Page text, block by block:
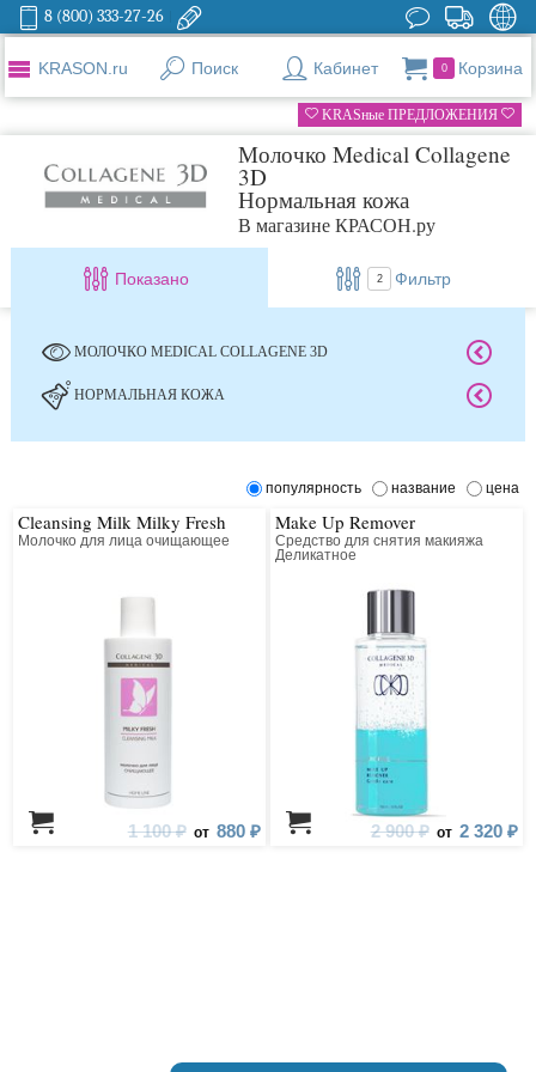
8 (800) 333-27-26
KRASON.ru Поиск Кабинет 0 Корзина
KRASные ПРЕДЛОЖЕНИЯ
Молочко Medical Collagene
3D
Нормальная кожа
В магазине КРАСОН.ру
Показано 2 Фильтр
МОЛОЧКО MEDICAL COLLAGENE 3D
НОРМАЛЬНАЯ КОЖА
популярность название цена
Cleansing Milk Milky Fresh
Молочко для лица очищающее
1 100 ₽ от 880 ₽
Make Up Remover
Средство для снятия макияжа
Деликатное
2 900 ₽ от 2 320 ₽